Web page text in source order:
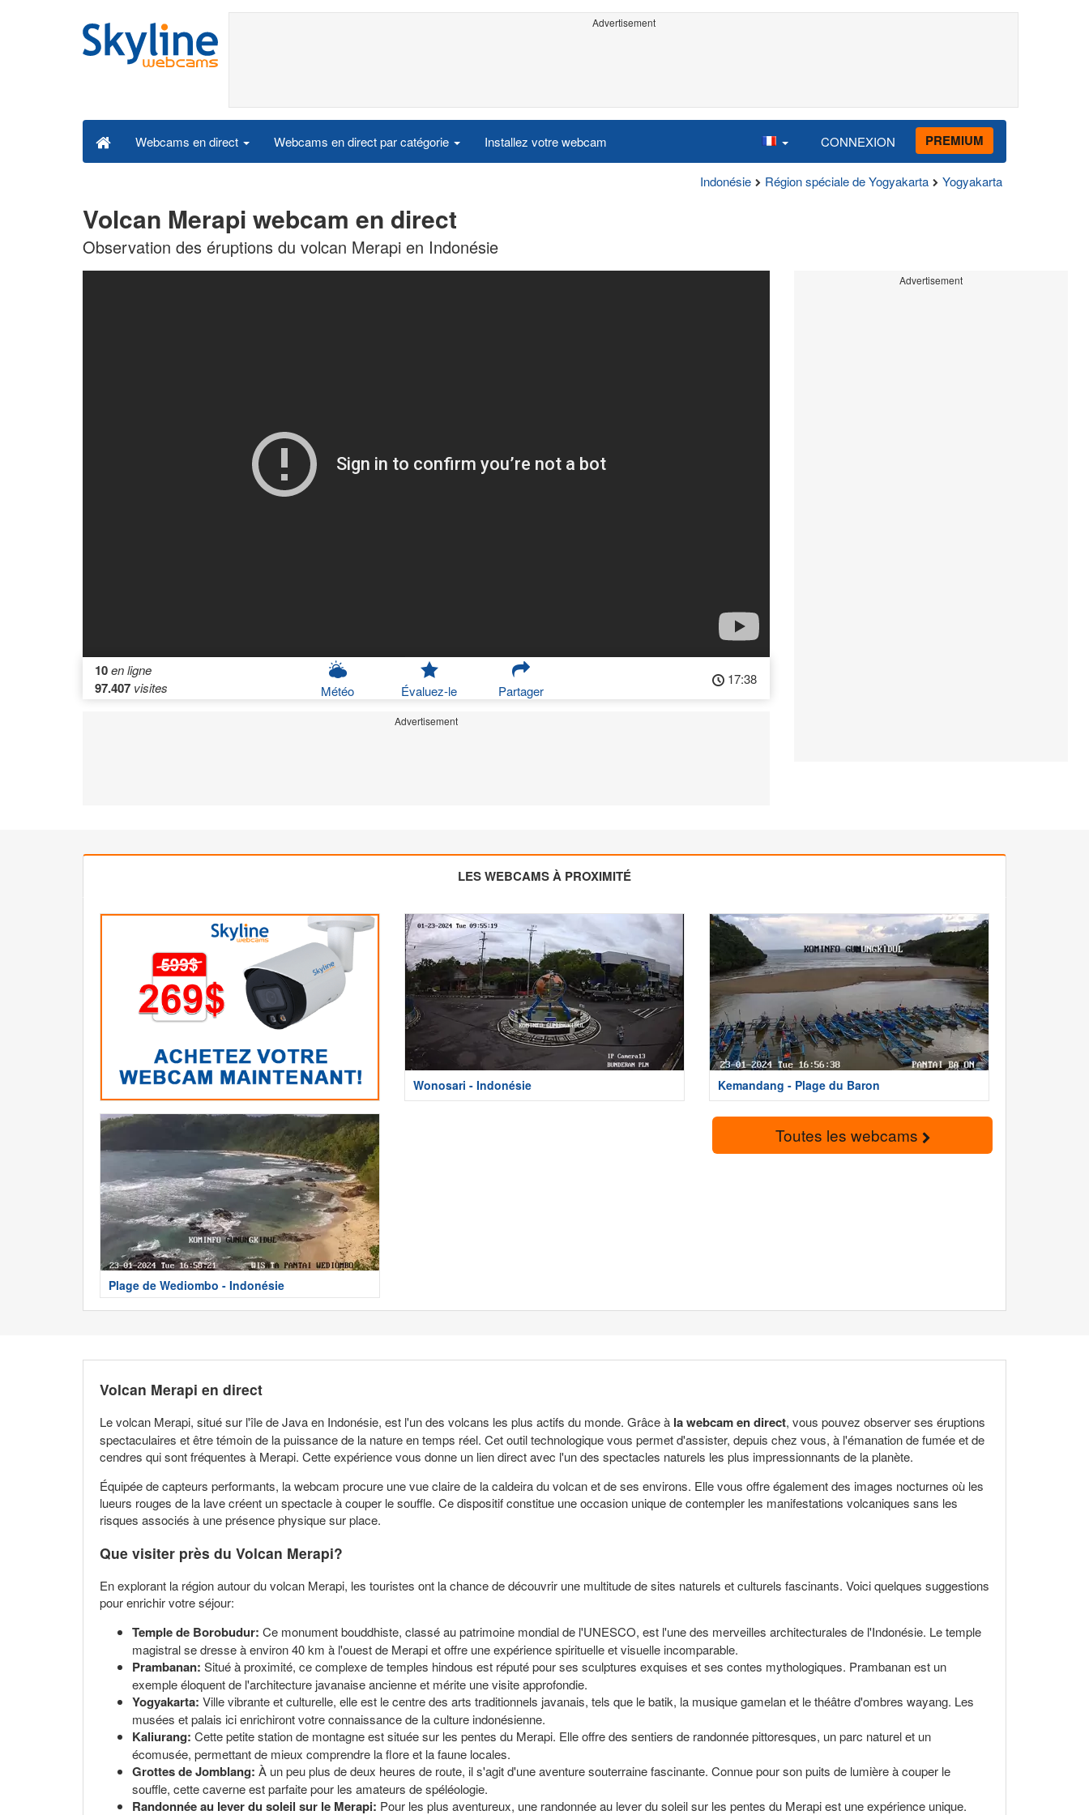
Advertisement
Webcams en direct Webcams en direct par catégorie Installez votre webcam CONNEXION PREMIUM
Indonésie Région spéciale de Yogyakarta Yogyakarta
Volcan Merapi webcam en direct
Observation des éruptions du volcan Merapi en Indonésie
10en ligne
97.407 visites Météo Évaluez-le Partager
17:38
Advertisement
Advertisement
LES WEBCAMS À PROXIMITÉ
Wonosari - Indonésie Kemandang - Plage du Baron
Plage de Wediombo - Indonésie
Toutes les webcams
Volcan Merapi en direct
Le volcan Merapi, situé sur l'île de Java en Indonésie, est l'un des volcans les plus actifs du monde. Grâce à la webcam en direct, vous pouvez observer ses éruptions
spectaculaires et être témoin de la puissance de la nature en temps réel. Cet outil technologique vous permet d'assister, depuis chez vous, à l'émanation de fumée et de
cendres qui sont fréquentes à Merapi. Cette expérience vous donne un lien direct avec l'un des spectacles naturels les plus impressionnants de la planète.
Équipée de capteurs performants, la webcam procure une vue claire de la caldeira du volcan et de ses environs. Elle vous offre également des images nocturnes où les
lueurs rouges de la lave créent un spectacle à couper le souffle. Ce dispositif constitue une occasion unique de contempler les manifestations volcaniques sans les
risques associés à une présence physique sur place.
Que visiter près du Volcan Merapi?
En explorant la région autour du volcan Merapi, les touristes ont la chance de découvrir une multitude de sites naturels et culturels fascinants. Voici quelques suggestions
pour enrichir votre séjour:
Temple de Borobudur: Ce monument bouddhiste, classé au patrimoine mondial de l'UNESCO, est l'une des merveilles architecturales de l'Indonésie. Le temple
magistral se dresse à environ 40 km à l'ouest de Merapi et offre une expérience spirituelle et visuelle incomparable.
Prambanan: Situé à proximité, ce complexe de temples hindous est réputé pour ses sculptures exquises et ses contes mythologiques. Prambanan est un
exemple éloquent de l'architecture javanaise ancienne et mérite une visite approfondie.
Yogyakarta: Ville vibrante et culturelle, elle est le centre des arts traditionnels javanais, tels que le batik, la musique gamelan et le théâtre d'ombres wayang. Les
musées et palais ici enrichiront votre connaissance de la culture indonésienne.
Kaliurang: Cette petite station de montagne est située sur les pentes du Merapi. Elle offre des sentiers de randonnée pittoresques, un parc naturel et un
écomusée, permettant de mieux comprendre la flore et la faune locales.
Grottes de Jomblang: À un peu plus de deux heures de route, il s'agit d'une aventure souterraine fascinante. Connue pour son puits de lumière à couper le
souffle, cette caverne est parfaite pour les amateurs de spéléologie.
Randonnée au lever du soleil sur le Merapi: Pour les plus aventureux, une randonnée au lever du soleil sur les pentes du Merapi est une expérience unique.